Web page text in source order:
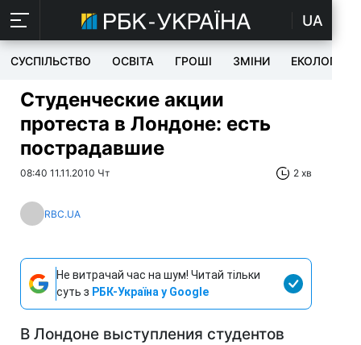
UA
СУСПІЛЬСТВО ОСВІТА ГРОШІ ЗМІНИ ЕКОЛОГІЯ
Студенческие акции
протеста в Лондоне: есть
пострадавшие
08:40 11.11.2010 Чт 2 хв
RBC.UA
Не витрачай час на шум! Читай тільки
суть з РБК-Україна у Google
В Лондоне выступления студентов